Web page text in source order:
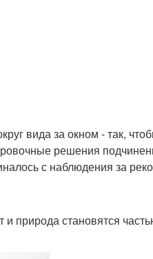
вида за окном - так,
решения
с наблюдения за
и природа становятся